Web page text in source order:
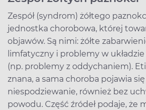
Zespół (syndrom) żółtego
jednostka chorobowa, której
objawów. Są nimi: żółte
limfatyczny i problemy w
(np. problemy z oddychaniem).
znana, a sama choroba pojawia
niespodziewanie, również bez
powodu. Część źródeł podaje, że